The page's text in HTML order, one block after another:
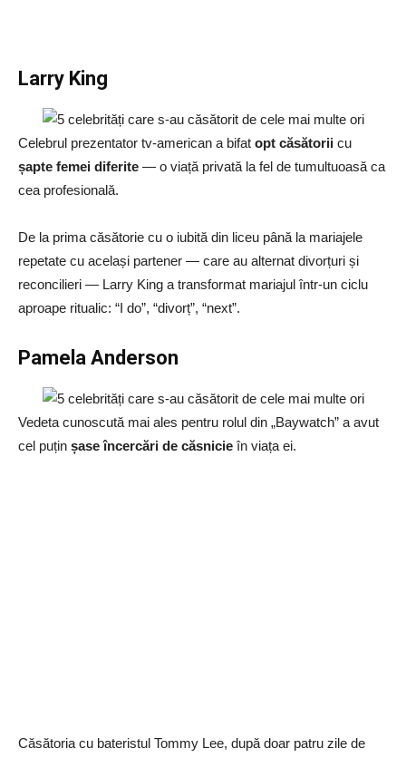
Larry King
Celebrul prezentator tv-american a bifat opt căsătorii cu
șapte femei diferite — o viață privată la fel de tumultuoasă ca
cea profesională.
De la prima căsătorie cu o iubită din liceu până la mariajele
repetate cu același partener — care au alternat divorțuri și
reconcilieri — Larry King a transformat mariajul într-un ciclu
aproape ritualic: “I do”, “divorț”, “next”.
Pamela Anderson
Vedeta cunoscută mai ales pentru rolul din „Baywatch” a avut
cel puțin șase încercări de căsnicie în viața ei.
Căsătoria cu bateristul Tommy Lee, după doar patru zile de